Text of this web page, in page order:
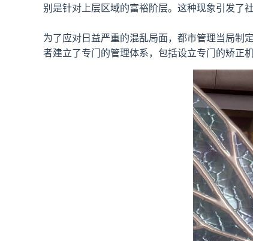
别是针对上层区域的富裕阶层。这种现象引发了
为了应对日益严重的混乱局面，都市管理当局制
者建立了专门的管理体系，包括设立专门的矫正机